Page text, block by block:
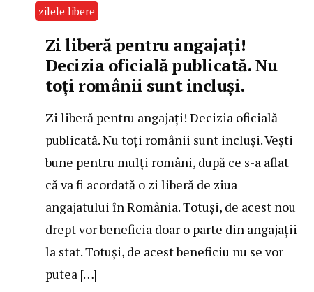
zilele libere
Zi liberă pentru angajați!
Decizia oficială publicată. Nu
toți românii sunt incluși.
Zi liberă pentru angajați! Decizia oficială
publicată. Nu toți românii sunt incluși. Vești
bune pentru mulți români, după ce s-a aflat
că va fi acordată o zi liberă de ziua
angajatului în România. Totuși, de acest nou
drept vor beneficia doar o parte din angajații
la stat. Totuși, de acest beneficiu nu se vor
putea […]